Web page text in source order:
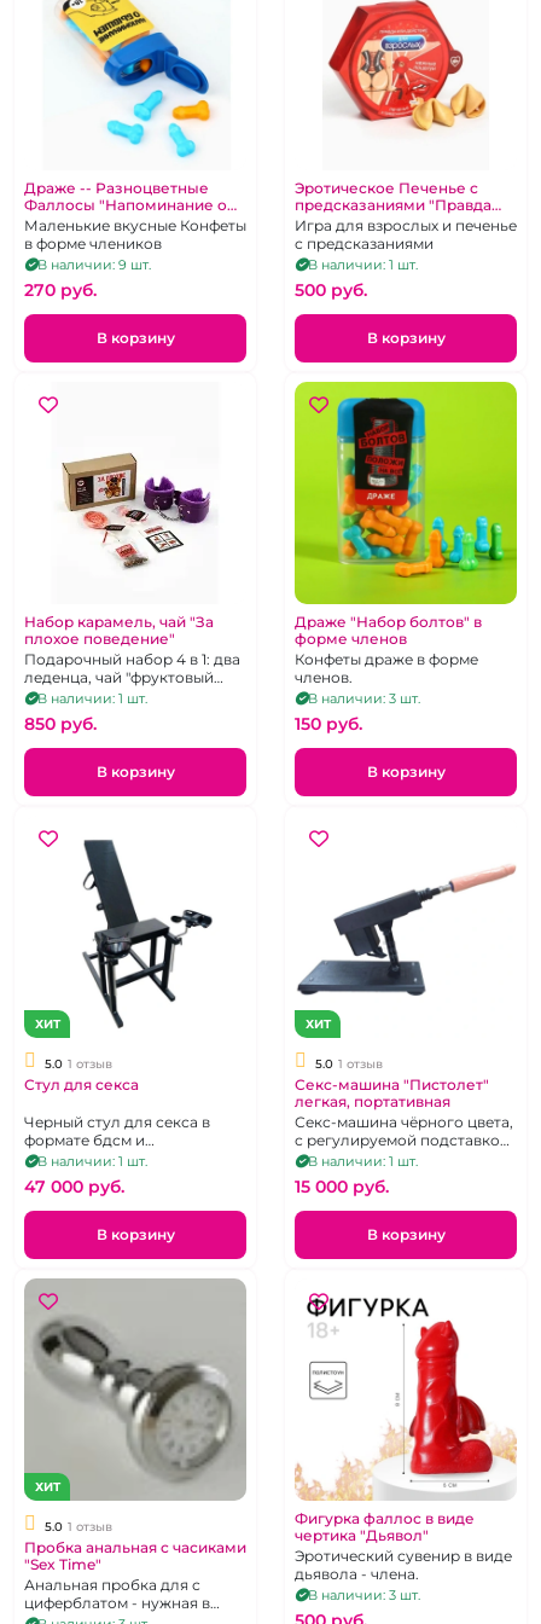
Драже -- Разноцветные
Фаллосы "Напоминание о
бывшем"
Маленькие вкусные Конфеты
в форме члеников
В наличии: 9 шт.
270 pуб.
В корзину
Эротическое Печенье с
предсказаниями "Правда
или действие"
Игра для взрослых и печенье
с предсказаниями
В наличии: 1 шт.
500 pуб.
В корзину
Набор карамель, чай "За
плохое поведение"
Подарочный набор 4 в 1: два
леденца, чай "фруктовый
микс", наручники
фиолетового цвета.
В наличии: 1 шт.
850 pуб.
В корзину
Драже "Набор болтов" в
форме членов
Конфеты драже в форме
членов.
В наличии: 3 шт.
150 pуб.
В корзину
ХИТ
5.0 1 отзыв
Стул для секса
Черный стул для секса в
формате бдсм и
гинекологического кресла.
Размеры: 105 x 42 x 17 см.
В наличии: 1 шт.
47 000 pуб.
В корзину
ХИТ
5.0 1 отзыв
Секс-машина "Пистолет"
легкая, портативная
Секс-машина чёрного цвета,
с регулируемой подставкой
на присоске, на пульте
управления
В наличии: 1 шт.
15 000 pуб.
В корзину
ХИТ
5.0 1 отзыв
Пробка анальная c часиками
"Sex Time"
Анальная пробка для с
циферблатом - нужная в
Фигурка фаллос в виде
чертика "Дьявол"
Эротический сувенир в виде
дьявола - члена.
В наличии: 3 шт.